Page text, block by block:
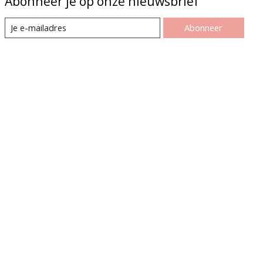
Abonneer